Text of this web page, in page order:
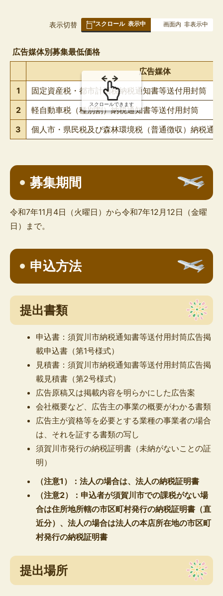
表
み
の
表示切替 スクロール 表示中 画面内 非表示中
広告媒体別募集最低価格
広告媒体
1
固定資産税・都市計画税納税通知書等送付用封筒
2
軽自動車税（種別割）納税通知書等送付用封筒
3
個人市・県民税及び森林環境税（普通徴収）納税通
スクロールできます
募集期間
令和7年11月4日（火曜日）から令和7年12月12日（金曜
日）まで。
申込方法
提出書類
申込書：須賀川市納税通知書等送付用封筒広告掲
載申込書（第1号様式）
見積書：須賀川市納税通知書等送付用封筒広告掲
載見積書（第2号様式）
広告原稿又は掲載内容を明らかにした広告案
会社概要など、広告主の事業の概要がわかる書類
広告主が資格等を必要とする業種の事業者の場合
は、それを証する書類の写し
須賀川市発行の納税証明書（未納がないことの証
明）
（注意1）：法人の場合は、法人の納税証明書
（注意2）：申込者が須賀川市での課税がない場
合は住所地所轄の市区町村発行の納税証明書（直
近分）、法人の場合は法人の本店所在地の市区町
村発行の納税証明書
提出場所